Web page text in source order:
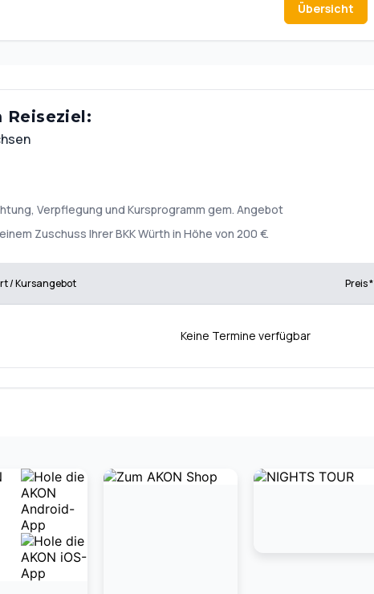
Übersicht
Reiseziel:
Verpflegung und Kursprogramm gem. Angebot
Zuschuss Ihrer BKK Würth in Höhe von 200 €.
/ Kursangebot Preis *
Keine Termine verfügbar